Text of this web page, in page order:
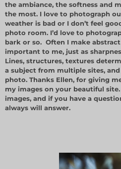
the ambiance, the softness and
the most. I love to photograph
weather is bad or I don’t feel
photo room. I’d love to
bark or so. Often I make
important to me, just as
Lines, structures, textures
a subject from multiple sites,
photo. Thanks Ellen, for giving
my images on your beautiful
images, and if you have a
always will answer.